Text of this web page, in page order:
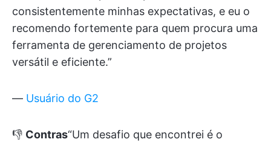
consistentemente minhas expectativas, e eu o
recomendo fortemente para quem procura uma
ferramenta de gerenciamento de projetos
versátil e eficiente.”
— Usuário do G2
👎 Contras“Um desafio que encontrei é o